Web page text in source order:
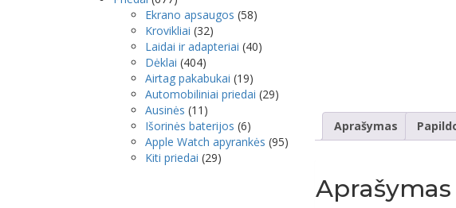
Aprašymas
Aprašymas
Ekrano apsaugos (58)
Krovikliai (32)
Laidai ir adapteriai (40)
Dėklai (404)
Airtag pakabukai (19)
Automobiliniai priedai (29)
Ausinės (11)
Išorinės baterijos (6)
Apple Watch apyrankės (95)
Kiti priedai (29)